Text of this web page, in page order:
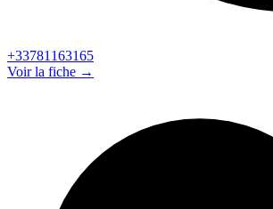
+33781163165
Voir la fiche →